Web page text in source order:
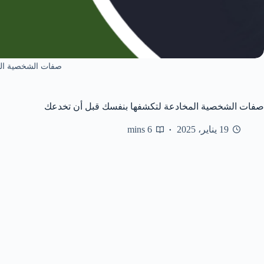
صفات الشخصية
صفات الشخصية المخادعة لتكشفها بنفسك قبل أن تخدعك
19 يناير، 2025 6 mins